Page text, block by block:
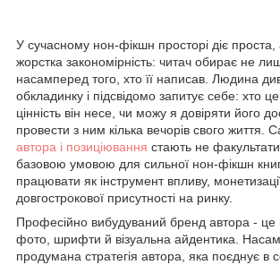
У сучасному нон-фікшн просторі діє проста,
жорстка закономірність: читач обирає не
насамперед того, хто її написав. Людина
обкладинку і підсвідомо запитує себе: хто
цінність він несе, чи можу я довіряти його
провести з ним кілька вечорів свого життя.
автора і позиціювання стають не
базовою умовою для сильної нон-фікшн
працювати як інструмент впливу,
довгострокової присутності на ринку.
Професійно вибудуваний бренд автора - це
фото, шрифти й візуальна айдентика.
продумана стратегія автора, яка поєднує в